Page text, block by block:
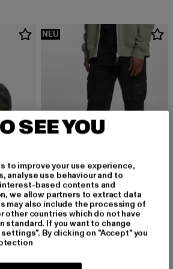
EUR 39,99 EUR
NEU
BRANDIT
Vintage Cargo Pants
56,99 EUR
Derzeitiger Preis: 56,99 EUR
SEE YOU
to improve your use experience,
analyse use behaviour and to
based contents and
we allow partners to extract data
may also include the processing of
other countries which do not have
standard. If you want to change
By clicking on "Accept" you